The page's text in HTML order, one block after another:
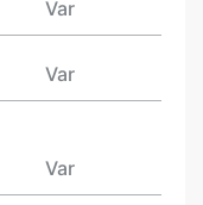
Var
Var
Var